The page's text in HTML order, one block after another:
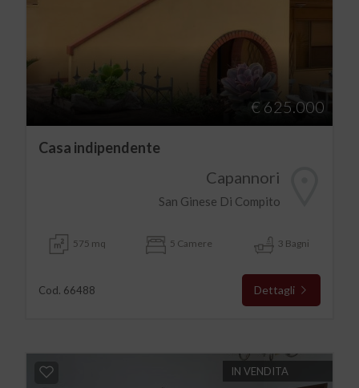
€ 625.000
Casa indipendente
Capannori
San Ginese Di Compito
575 mq 5 Camere 3 Bagni
Cod. 66488 Dettagli
IN VENDITA